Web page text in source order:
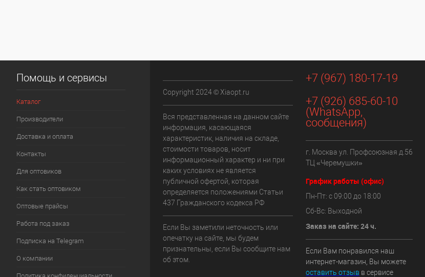
Помощь и сервисы
Каталог
Производители
Доставка и оплата
Контакты
Для оптовиков
Как стать оптовиком
Оптовые прайсы
Работа под заказ
Подписка на Telegram
О компании
Copyright 2024 © Xiaopt.ru
Вся представленная на данном сайте
информация, касающаяся
характеристик, наличия на складе,
стоимости товаров, носит
информационный характер и ни при
каких условиях не является
публичной офертой, которая
определяется положениями Статьи
437 Гражданского кодекса РФ
Если Вы заметили неточность или
опечатку на сайте, мы будем
признательны, если Вы сообщите нам
об этом.
+7 (967) 180-17-19
+7 (926) 685-60-10
(WhatsApp,
сообщения)
г. Москва ул. Профсоюзная д.56
ТЦ «Черемушки»
График работы (офис)
Пн-Пт: с 09:00 до 18:00
Сб-Вс: Выходной
Заказ на сайте: 24 ч.
Если Вам понравился наш
интернет-магазин, Вы можете
оставить отзыв в сервисе